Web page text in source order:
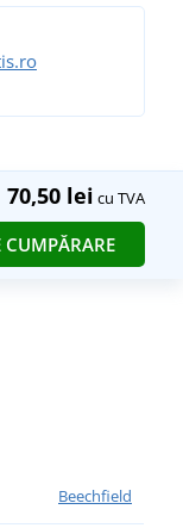
70,50 lei cu TVA
Beechfield